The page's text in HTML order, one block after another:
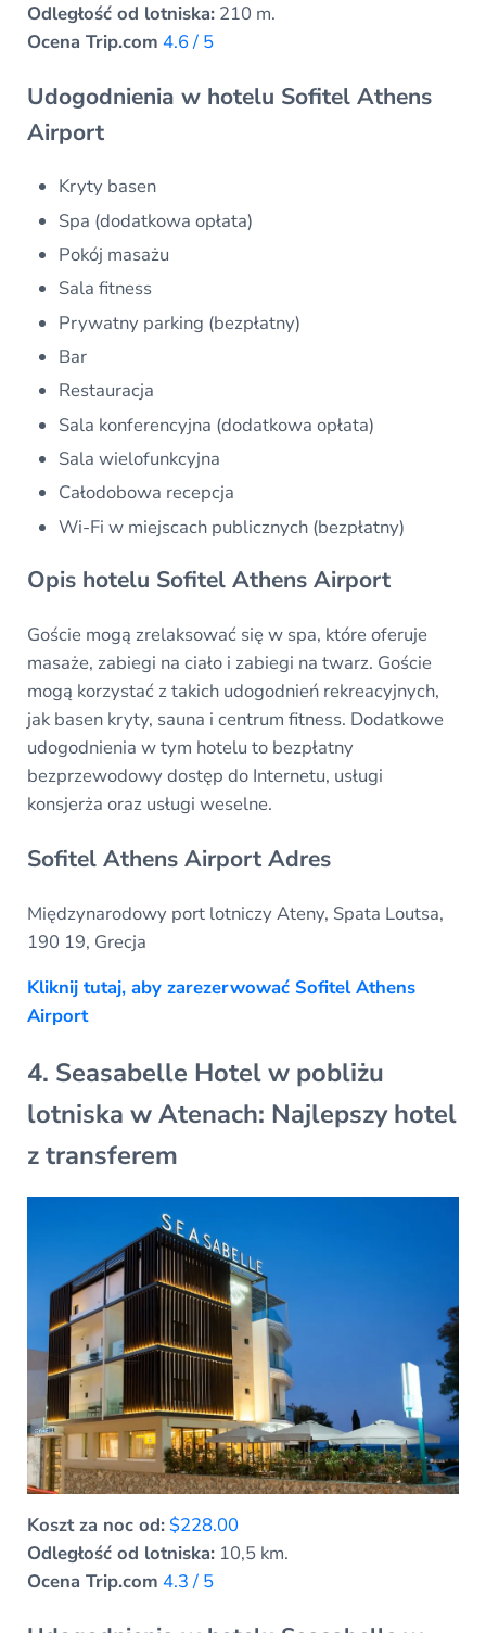
Odległość od lotniska:210 m.
Ocena Trip.com 4.6 / 5
Udogodnienia w hotelu Sofitel Athens
Airport
Kryty basen
Spa (dodatkowa opłata)
Pokój masażu
Sala fitness
Prywatny parking (bezpłatny)
Bar
Restauracja
Sala konferencyjna (dodatkowa opłata)
Sala wielofunkcyjna
Całodobowa recepcja
Wi-Fi w miejscach publicznych (bezpłatny)
Opis hotelu Sofitel Athens Airport
Goście mogą zrelaksować się w spa, które oferuje
masaże, zabiegi na ciało i zabiegi na twarz. Goście
mogą korzystać z takich udogodnień rekreacyjnych,
jak basen kryty, sauna i centrum fitness. Dodatkowe
udogodnienia w tym hotelu to bezpłatny
bezprzewodowy dostęp do Internetu, usługi
konsjerża oraz usługi weselne.
Sofitel Athens Airport Adres
Międzynarodowy port lotniczy Ateny, Spata Loutsa,
190 19, Grecja
Kliknij tutaj, aby zarezerwować Sofitel Athens
Airport
4. Seasabelle Hotel w pobliżu
lotniska w Atenach: Najlepszy hotel
z transferem
Koszt za noc od: $228.00
Odległość od lotniska:10,5 km.
Ocena Trip.com 4.3 / 5